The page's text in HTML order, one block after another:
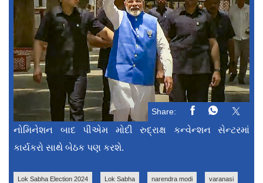
Share:
નોમિનેશન બાદ પીએમ મોદી રુદ્રાક્ષ કન્વેન્શન સેન્ટરમાં
કાર્યકરો સાથે બેઠક પણ કરશે.
Lok Sabha Election 2024 Lok Sabha narendra modi varanasi